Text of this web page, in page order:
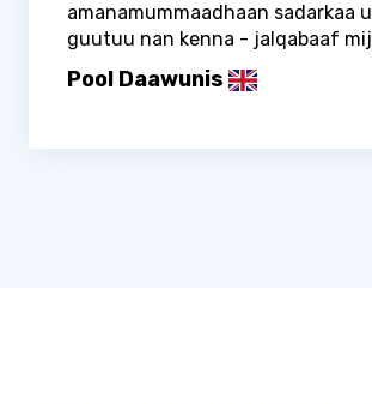
amanamummaadhaan sadarkaa
guutuu nan kenna - jalqabaaf
Pool Daawunis